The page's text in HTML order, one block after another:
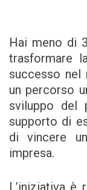
Hai meno di
trasformare
successo nel
un percorso
sviluppo del
supporto di
di vincere
impresa.
L’iniziativa è